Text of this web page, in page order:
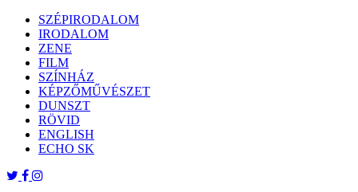
Skip
content
SZÉPIRODALOM
IRODALOM
ZENE
FILM
SZÍNHÁZ
KÉPZŐMŰVÉSZET
DUNSZT
RÖVID
ENGLISH
ECHO SK